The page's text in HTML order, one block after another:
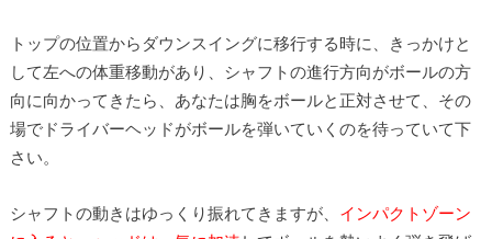
トップの位置からダウンスイングに移行する時に、きっかけと
して左への体重移動があり、シャフトの進行方向がボールの方
向に向かってきたら、あなたは胸をボールと正対させて、その
場でドライバーヘッドがボールを弾いていくのを待っていて下
さい。
シャフトの動きはゆっくり振れてきますが、 インパクトゾーン